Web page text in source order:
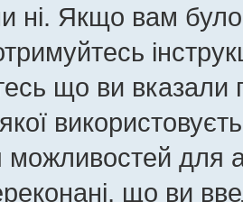
ні. Якщо вам
що ви
для
що ви